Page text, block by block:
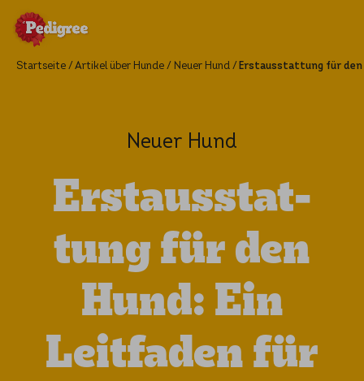
Startseite Artikel über Hunde Neuer Hund Erstausstattung für den
Neuer Hund
Erstaus­stat­
tung für den
Hund: Ein
Leitfa­den für